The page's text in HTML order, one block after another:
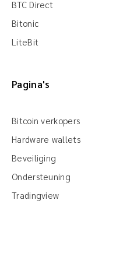
Pagina's
Bitcoin verkopers
Hardware wallets
Beveiliging
Ondersteuning
Tradingview
BTC Direct
Bitonic
LiteBit